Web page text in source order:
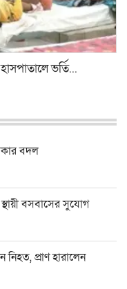
ভর্তি...
বদল
বসবাসের সুযোগ
প্রাণ হারালেন